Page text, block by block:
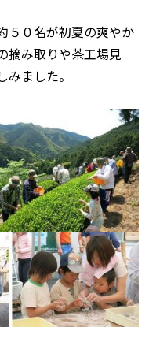
５０名が初夏の爽やか
摘み取りや茶工場見
ました。